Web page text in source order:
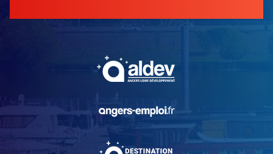
, Ouvre une nouvelle